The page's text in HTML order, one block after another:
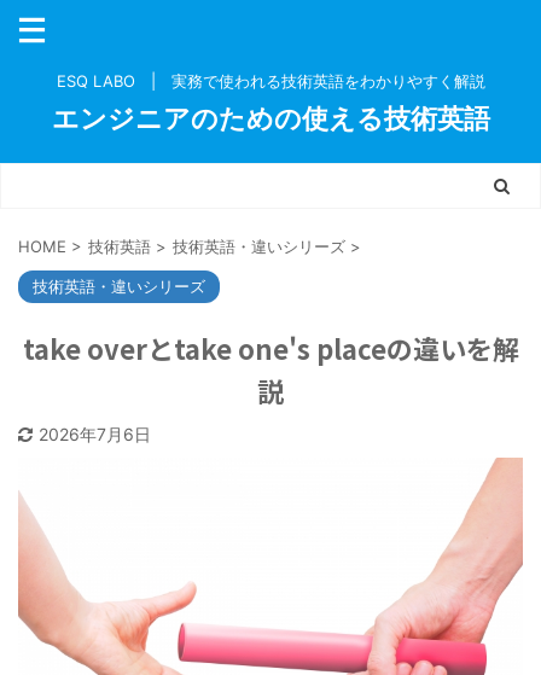
ESQ LABO | 実務で使われる技術英語をわかりやすく解説
エンジニアのための使える技術英語
HOME > 技術英語 > 技術英語・違いシリーズ >
技術英語・違いシリーズ
take overとtake one's placeの違いを解
説
2026年7月6日